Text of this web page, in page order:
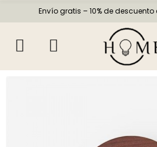
Envío gratis – 10% de